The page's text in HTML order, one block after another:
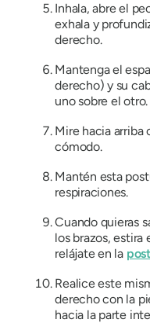
Inhala, abre el
exhala y
derecho.
Mantenga el
derecho) y su
uno sobre el otro.
Mire hacia arriba
cómodo.
Mantén esta
respiraciones.
Cuando quieras
los brazos, estira
relájate en la
Realice este
derecho con la
hacia la parte